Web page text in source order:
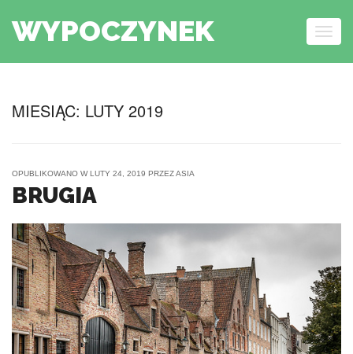
WYPOCZYNEK
MIESIĄC: LUTY 2019
OPUBLIKOWANO WLUTY 24, 2019 PRZEZASIA
BRUGIA